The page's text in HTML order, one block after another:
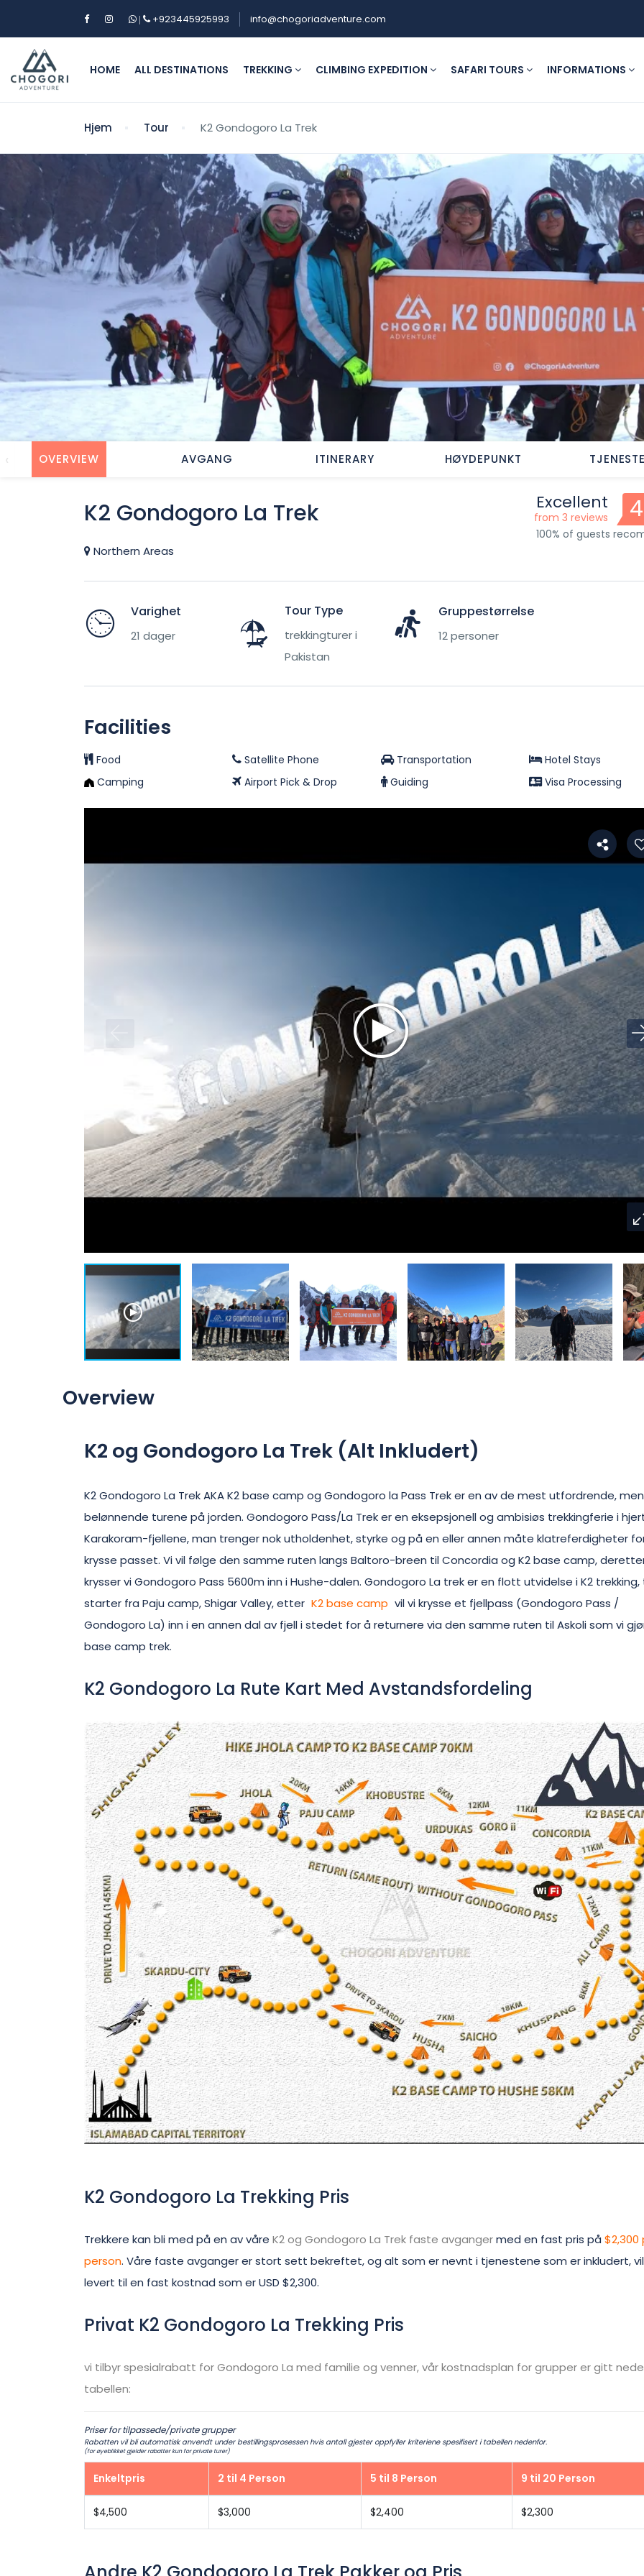
| +923445925993 info@chogoriadventure.com
HOME ALL DESTINATIONS TREKKING CLIMBING EXPEDITION SAFARI TOURS INFORMATIONS
Hjem Tour K2 Gondogoro La Trek
OVERVIEW AVGANG ITINERARY HØYDEPUNKT
‹
K2 Gondogoro La Trek
Northern Areas
Excellent
from 3 reviews
100% of guests
Varighet
21 dager
Tour Type
trekkingturer i
Pakistan
Gruppestørrelse
12 personer
Facilities
Food Satellite Phone Transportation
Hotel Stays
Camping
Airport Pick & Drop Guiding Visa Processing
Overview
K2 og Gondogoro La Trek (Alt Inkludert)
K2 Gondogoro La Trek AKA K2 base camp og Gondogoro la Pass Trek er en av de mest utfordrende,
belønnende turene på jorden. Gondogoro Pass/La Trek er en eksepsjonell og ambisiøs trekkingferie i
Karakoram-fjellene, man trenger nok utholdenhet, styrke og på en eller annen måte klatreferdigheter
krysse passet. Vi vil følge den samme ruten langs Baltoro-breen til Concordia og K2 base camp,
krysser vi Gondogoro Pass 5600m inn i Hushe-dalen. Gondogoro La trek er en flott utvidelse i K2
starter fra Paju camp, Shigar Valley, etter K2 base camp vil vi krysse et fjellpass (Gondogoro Pass /
Gondogoro La) inn i en annen dal av fjell i stedet for å returnere via den samme ruten til Askoli som vi
base camp trek.
K2 Gondogoro La Rute Kart Med Avstandsfordeling
K2 Gondogoro La Trekking Pris
Trekkere kan bli med på en av våre K2 og Gondogoro La Trek faste avgangermed en fast pris på $2,300
person. Våre faste avganger er stort sett bekreftet, og alt som er nevnt i tjenestene som er inkludert,
levert til en fast kostnad som er USD $2,300.
Privat K2 Gondogoro La Trekking Pris
vi tilbyr spesialrabatt for Gondogoro La med familie og venner, vår kostnadsplan for grupper er gitt
tabellen:
Priser for tilpassede/private grupper
Rabatten vil bli automatisk anvendt under bestillingsprosessen hvis antall gjester oppfyller kriteriene spesifisert i tabellen nedenfor.
(for øyeblikket gjelder rabatter kun for private turer)
Enkeltpris 2 til 4 Person 5 til 8 Person 9 til 20 Person
$4,500 $3,000 $2,400 $2,300